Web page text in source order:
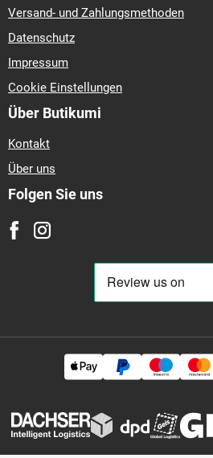
Versand- und Zahlungsmethoden
Datenschutz
Impressum
Cookie Einstellungen
Über Butikumi
Kontakt
Über uns
Folgen Sie uns